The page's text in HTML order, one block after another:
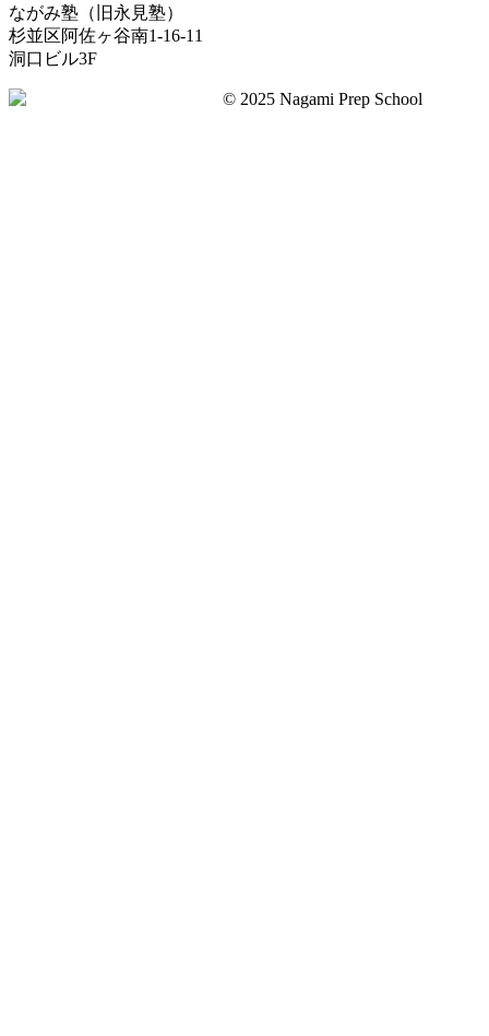
ながみ塾（旧永見塾）
杉並区阿佐ヶ谷南1-16-11
洞口ビル3F
©︎ 2025 Nagami Prep School